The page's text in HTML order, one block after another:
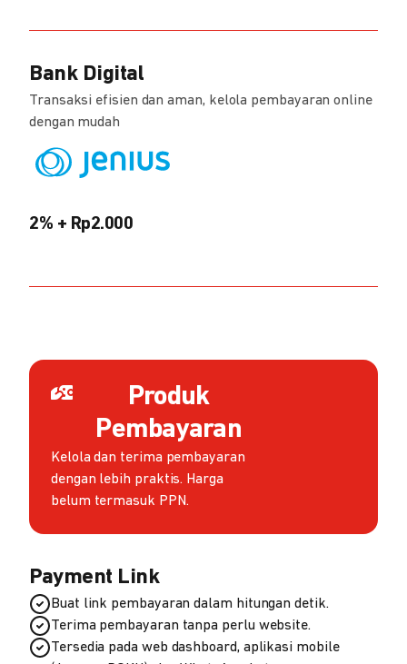
Bank Digital
Transaksi efisien dan aman, kelola pembayaran online
dengan mudah
2% + Rp2.000
Produk
Pembayaran
Kelola dan terima pembayaran
dengan lebih praktis. Harga
belum termasuk PPN.
Payment Link
Buat link pembayaran dalam hitungan detik.
Terima pembayaran tanpa perlu website.
Tersedia pada web dashboard, aplikasi mobile